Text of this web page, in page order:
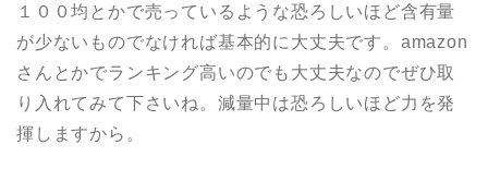
１００均とかで売っているような恐ろしいほど含有量
が少ないものでなければ基本的に大丈夫です。amazon
さんとかでランキング高いのでも大丈夫なのでぜひ取
り入れてみて下さいね。減量中は恐ろしいほど力を発
揮しますから。